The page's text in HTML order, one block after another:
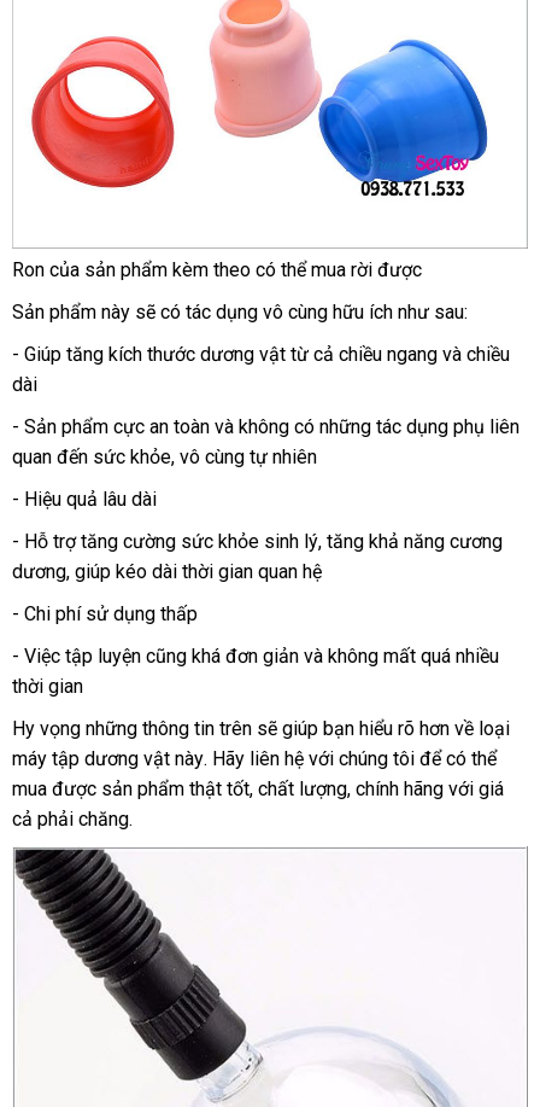
Ron online
của sản phẩm kèm theo vận
chuyển
có thể mua rời giao
hàng
được
Sản phẩm này bỏ
sỉ
sẽ có tác dụng vô cùng hữu ích hướng
như sau:
- Giúp tăng kích thước dương vật từ cả chiều ngang cao
và chiều
dài
- Sản phẩm cực an toàn tổng
hợp
và không có tư
những tác dụng phụ liên
quan đến sức khỏehàng
, vô cùng tự nhiên
- Hiệu quả lâu dài
- Hỗ trợ tăng cường sức khỏe sinh lýnhập
khẩu
, tăng khả năng cương
dươngsản
xuất
, giúp kéo dài thời gian quan hệ
- Chi phí sử dụng thấp
- Việc tập luyện khuyến
cũng đã
sử
dụng
khá đơn giản an
và không mất nhận
quá nhiều
thời gian
Hy vọng hỗ
trợ
những thông tin trên hướng
dẫn
sẽ giúp bạn hiểu rõ hơn về loại
máy tập dương vật nàyhướng
dẫn
. Hãy liên hệ gần
nhất
với chúng tôi địa
chỉ
đểMỹ
có thể
mua qua
app
được sản phẩm thật tốtnước
, chất lượngxuất
, chính hãng link
với giá
cả phải chăng.